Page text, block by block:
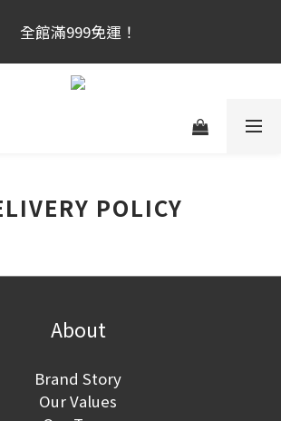
享$300購物金！（註冊180天内有效，
滿千使用）
全館滿999免運！
享$300購物金！（註冊180天内有效，
POLICY
About
Brand Story
Our Values